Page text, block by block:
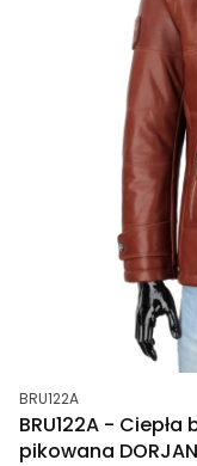
Kod produktu
BRU122A
BRU122A -
pikowana DORJAN